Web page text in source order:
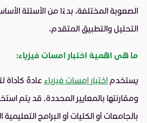
الصعوبة المختلفة، بدءًا من الأسئلة
التحليل والتطبيق المتقدم.
ما هى اهمية اختبار امسات فيزياء:
يستخدم اختبار امسات فيزياء عادةً كأداة
ومقارنتها بالمعايير المحددة. قد يتم
بالجامعات أو الكليات أو البرامج